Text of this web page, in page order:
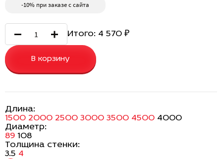
-10% при заказе с сайта
Итого: 4 570 ₽
В корзину
Длина:
1500 2000 2500 3000 3500 4500 4000
Диаметр:
89 108
Толщина стенки:
3.5 4